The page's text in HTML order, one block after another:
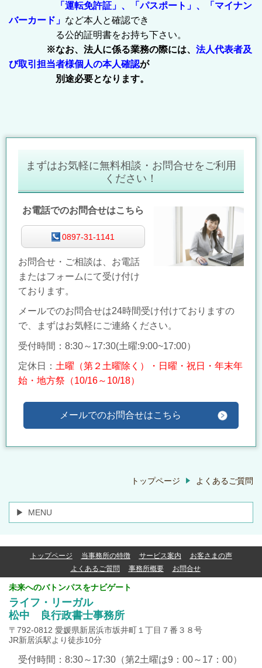
「運転免許証」、「パスポート」、「マイナン
バーカード」 など本人と確認でき
る公的証明書をお持ち下さい。
※なお、法人に係る業務の際には、 法人代表者及
び取引担当者様個人の本人確認が
別途必要となります。
まずはお気軽に無料相談・お問合せをご利用
ください！
お電話でのお問合せはこちら
0897-31-1141
お問合せ・ご相談は、お電話
またはフォームにて受け付け
ております。
メールでのお問合せは24時間受け付けておりますの
で、まずはお気軽にご連絡ください。
受付時間：8:30～17:30(土曜:9:00~17:00）
定休日： 土曜（第２土曜除く）・日曜・祝日・年末年
始・地方祭（10/16～10/18）
メールでのお問合せはこちら
トップページ よくあるご質問
MENU
トップページ 当事務所の特徴 サービス案内
お客さまの声
よくあるご質問
事務所概要 お問合せ
未来へのバトンパスをナビゲート
ライフ・リーガル
松中 良行政書士事務所
〒792-0812 愛媛県新居浜市坂井町１丁目７番３８号
JR新居浜駅より徒歩10分
受付時間：8:30～17:30（第2土曜は9：00～17：00）